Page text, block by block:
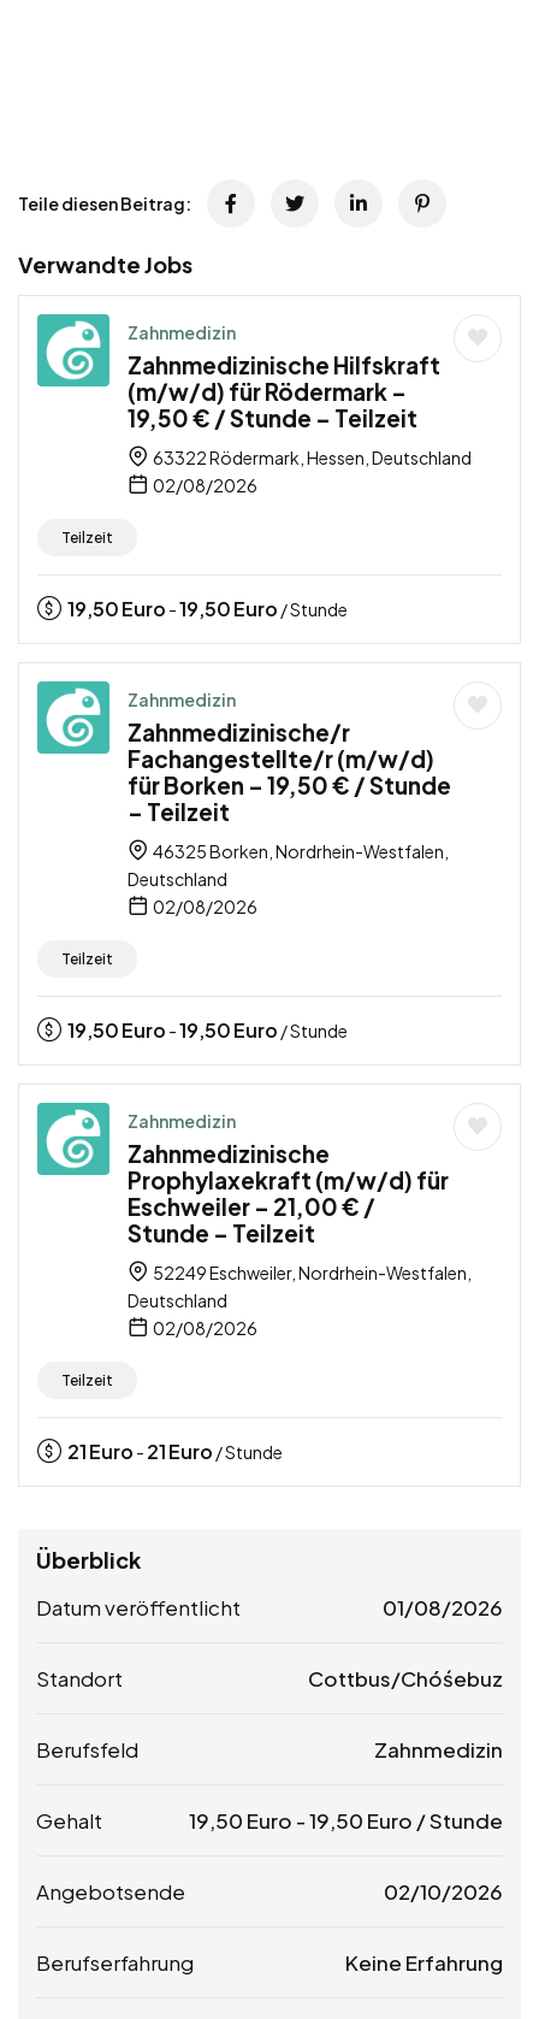
Teile diesen Beitrag:
Verwandte Jobs
Zahnmedizin
Zahnmedizinische Hilfskraft
(m/w/d) für Rödermark –
19,50 € / Stunde – Teilzeit
63322 Rödermark, Hessen, Deutschland
02/08/2026
Teilzeit
19,50Euro -19,50Euro / Stunde
Zahnmedizin
Zahnmedizinische/r
Fachangestellte/r (m/w/d)
für Borken – 19,50 € / Stunde
– Teilzeit
46325 Borken, Nordrhein-Westfalen,
Deutschland
02/08/2026
Teilzeit
19,50Euro -19,50Euro / Stunde
Zahnmedizin
Zahnmedizinische
Prophylaxekraft (m/w/d) für
Eschweiler – 21,00 € /
Stunde – Teilzeit
52249 Eschweiler, Nordrhein-Westfalen,
Deutschland
02/08/2026
Teilzeit
21Euro - 21Euro / Stunde
Überblick
Datum veröffentlicht 01/08/2026
Standort Cottbus/Chóśebuz
Berufsfeld Zahnmedizin
Gehalt 19,50 Euro -19,50 Euro / Stunde
Angebotsende 02/10/2026
Berufserfahrung Keine Erfahrung